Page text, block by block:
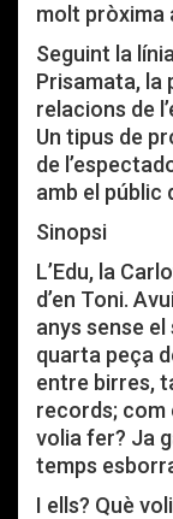
molt pròxima
Seguint la
Prisamata, la
relacions de
Un tipus de
de
amb el públic
Sinopsi
L’Edu, la
d’en Toni.
anys sense el
quarta peça
entre birres,
records; com
volia fer? Ja
temps
I ells? Què